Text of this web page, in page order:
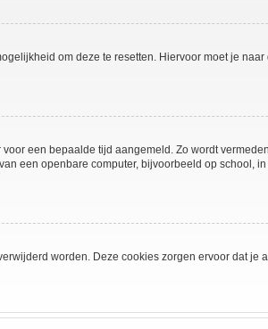
om deze te resetten. Hiervoor moet je
een bepaalde tijd aangemeld. Zo wordt
een openbare computer, bijvoorbeeld op school,
worden. Deze cookies zorgen ervoor dat